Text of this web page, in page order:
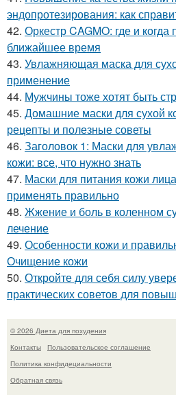
эндопротезирования: как
42. Оркестр CAGMO: где и
ближайшее время
43. Увлажняющая маска для
применение
44. Мужчины тоже хотят быть
45. Домашние маски для сухой
рецепты и полезные советы
46. Заголовок 1: Маски для
кожи: все, что нужно знать
47. Маски для питания кожи
применять правильно
48. Жжение и боль в коленном
лечение
49. Особенности кожи и
Очищение кожи
50. Откройте для себя силу
практических советов для
© 2026 Диета для похудения
Контакты
Пользовательское соглашение
Политика конфидециальности
Обратная связь